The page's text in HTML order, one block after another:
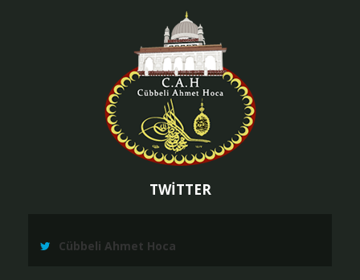
TWİTTER
Cübbeli Ahmet Hoca